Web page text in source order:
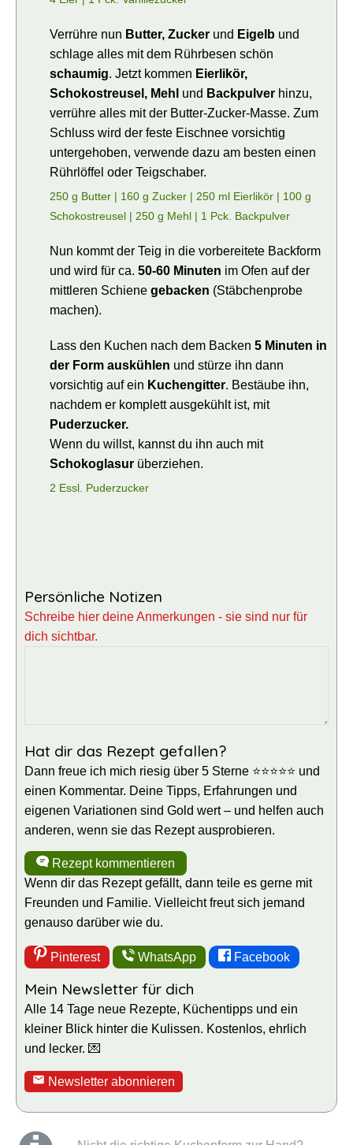
Verrühre nun Butter, Zucker und Eigelb und
schlage alles mit dem Rührbesen schön
schaumig. Jetzt kommen Eierlikör,
Schokostreusel, Mehl und Backpulver hinzu,
verrühre alles mit der Butter-Zucker-Masse. Zum
Schluss wird der feste Eischnee vorsichtig
untergehoben, verwende dazu am besten einen
Rührlöffel oder Teigschaber.
250 g Butter | 160 g Zucker | 250 ml Eierlikör | 100 g
Schokostreusel | 250 g Mehl | 1 Pck. Backpulver
Nun kommt der Teig in die vorbereitete Backform
und wird für ca. 50-60 Minuten im Ofen auf der
mittleren Schiene gebacken (Stäbchenprobe
machen).
Lass den Kuchen nach dem Backen 5 Minuten in
der Form auskühlen und stürze ihn dann
vorsichtig auf ein Kuchengitter. Bestäube ihn,
nachdem er komplett ausgekühlt ist, mit
Puderzucker.
Wenn du willst, kannst du ihn auch mit
Schokoglasur überziehen.
2 Essl. Puderzucker
Persönliche Notizen
Schreibe hier deine Anmerkungen - sie sind nur für
dich sichtbar.
Hat dir das Rezept gefallen?
Dann freue ich mich riesig über 5 Sterne ⭐⭐⭐⭐⭐ und
einen Kommentar. Deine Tipps, Erfahrungen und
eigenen Variationen sind Gold wert – und helfen auch
anderen, wenn sie das Rezept ausprobieren.
Rezept kommentieren
Wenn dir das Rezept gefällt, dann teile es gerne mit
Freunden und Familie. Vielleicht freut sich jemand
genauso darüber wie du.
Pinterest WhatsApp Facebook
Mein Newsletter für dich
Alle 14 Tage neue Rezepte, Küchentipps und ein
kleiner Blick hinter die Kulissen. Kostenlos, ehrlich
und lecker. 💌
Newsletter abonnieren